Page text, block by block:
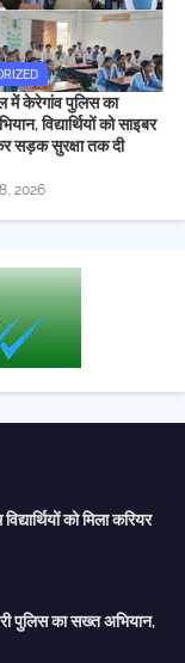
में केरेगांव पुलिस का
विद्यार्थियों को साइबर
सड़क सुरक्षा तक दी
2026
को मिला करियर
पुलिस का सख्त अभियान,